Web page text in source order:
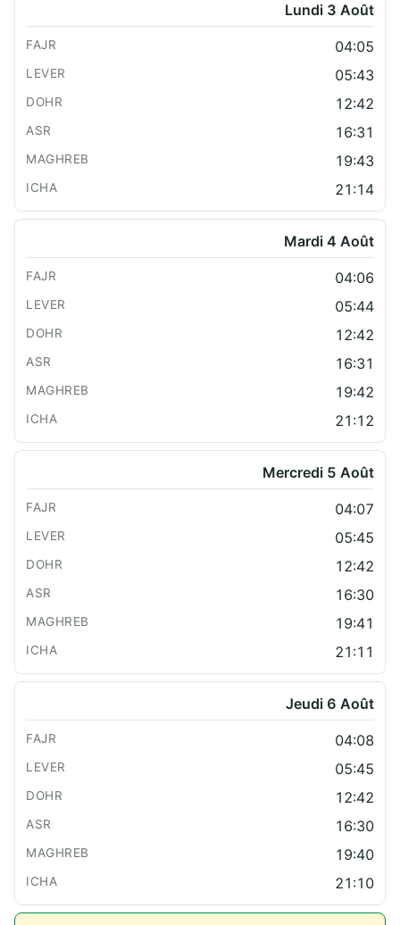
Lundi 3 Août
04:05
05:43
12:42
16:31
19:43
21:14
Mardi 4 Août
04:06
05:44
12:42
16:31
19:42
21:12
Mercredi 5 Août
04:07
05:45
12:42
16:30
19:41
21:11
Jeudi 6 Août
04:08
05:45
12:42
16:30
19:40
21:10